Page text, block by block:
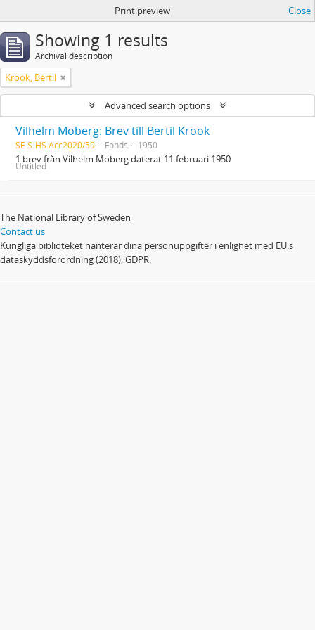
Print preview Close
Showing 1 results
Archival description
Krook, Bertil
Advanced search options
Vilhelm Moberg: Brev till Bertil Krook
SE S-HS Acc2020/59 Fonds 1950
1 brev från Vilhelm Moberg daterat 11 februari 1950
Untitled
The National Library of Sweden
Contact us
Kungliga biblioteket hanterar dina personuppgifter i enlighet med EU:s
dataskyddsförordning (2018), GDPR.